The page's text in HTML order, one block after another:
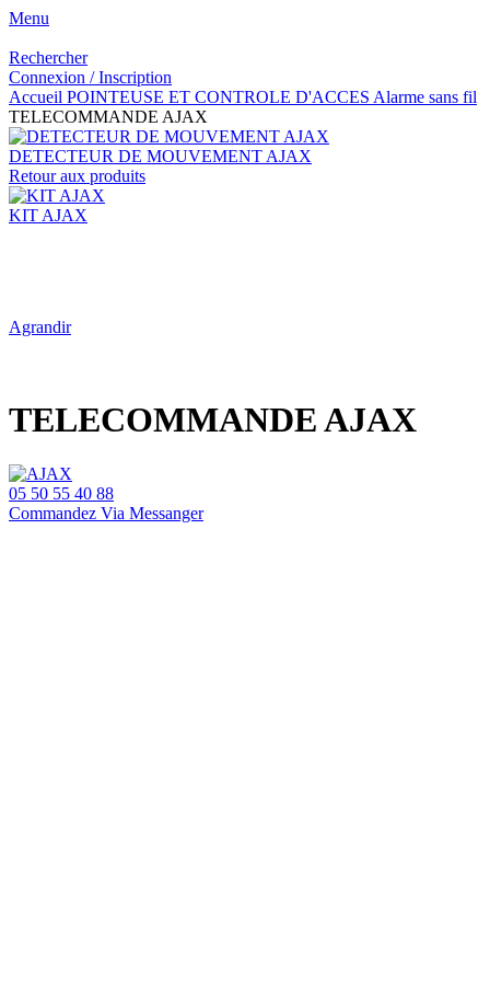
Menu
Rechercher
Connexion / Inscription
Accueil POINTEUSE ET CONTROLE D'ACCES Alarme sans fil
TELECOMMANDE AJAX
DETECTEUR DE MOUVEMENT AJAX
Retour aux produits
KIT AJAX
Agrandir
TELECOMMANDE AJAX
05 50 55 40 88
Commandez Via Messanger